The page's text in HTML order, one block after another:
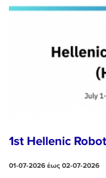
1st Hellenic
01-07-2026 έως 02-07-2026